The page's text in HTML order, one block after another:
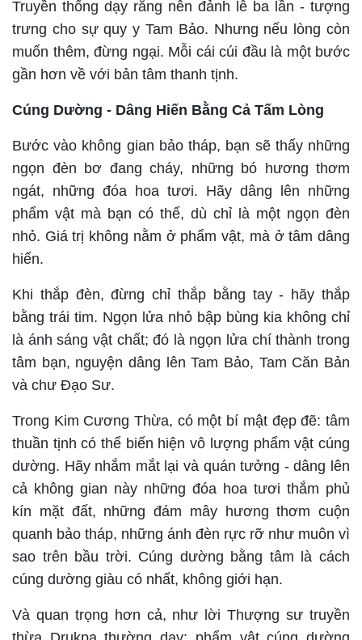
Truyền thống dạy rằng nên đảnh lễ ba lần - tượng
trưng cho sự quy y Tam Bảo. Nhưng nếu lòng còn
muốn thêm, đừng ngại. Mỗi cái cúi đầu là một bước
gần hơn về với bản tâm thanh tịnh.
Cúng Dường - Dâng Hiến Bằng Cả Tấm Lòng
Bước vào không gian bảo tháp, bạn sẽ thấy những
ngọn đèn bơ đang cháy, những bó hương thơm
ngát, những đóa hoa tươi. Hãy dâng lên những
phẩm vật mà bạn có thể, dù chỉ là một ngọn đèn
nhỏ. Giá trị không nằm ở phẩm vật, mà ở tâm dâng
hiến.
Khi thắp đèn, đừng chỉ thắp bằng tay - hãy thắp
bằng trái tim. Ngọn lửa nhỏ bập bùng kia không chỉ
là ánh sáng vật chất; đó là ngọn lửa chí thành trong
tâm bạn, nguyện dâng lên Tam Bảo, Tam Căn Bản
và chư Đạo Sư.
Trong Kim Cương Thừa, có một bí mật đẹp đẽ: tâm
thuần tịnh có thể biến hiện vô lượng phẩm vật cúng
dường. Hãy nhắm mắt lại và quán tưởng - dâng lên
cả không gian này những đóa hoa tươi thắm phủ
kín mặt đất, những đám mây hương thơm cuộn
quanh bảo tháp, những ánh đèn rực rỡ như muôn vì
sao trên bầu trời. Cúng dường bằng tâm là cách
cúng dường giàu có nhất, không giới hạn.
Và quan trọng hơn cả, như lời Thượng sư truyền